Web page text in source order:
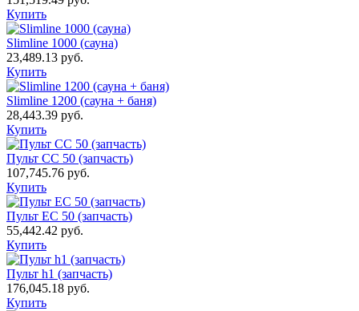
Купить
Slimline 1000 (сауна)
23,489.13 руб.
Купить
Slimline 1200 (сауна + баня)
28,443.39 руб.
Купить
Пульт CC 50 (запчасть)
107,745.76 руб.
Купить
Пульт EC 50 (запчасть)
55,442.42 руб.
Купить
Пульт h1 (запчасть)
176,045.18 руб.
Купить